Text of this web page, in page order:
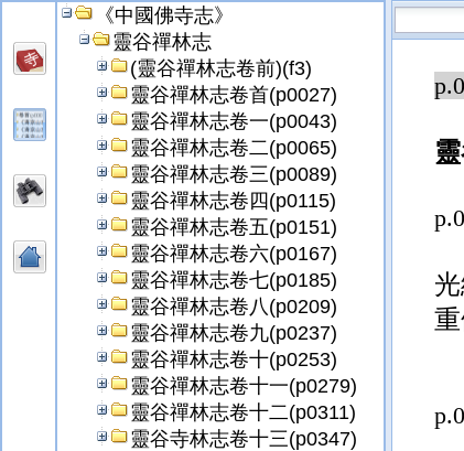
《中國佛寺志》
靈谷禪林志
(靈谷禪林志卷前)(f3)
靈谷禪林志卷首(p0027)
靈谷禪林志卷一(p0043)
靈谷禪林志卷二(p0065)
靈谷禪林志卷三(p0089)
靈谷禪林志卷四(p0115)
靈谷禪林志卷五(p0151)
靈谷禪林志卷六(p0167)
靈谷禪林志卷七(p0185)
靈谷禪林志卷八(p0209)
靈谷禪林志卷九(p0237)
靈谷禪林志卷十(p0253)
靈谷禪林志卷十一(p0279)
靈谷禪林志卷十二(p0311)
靈谷寺林志卷十三(p0347)